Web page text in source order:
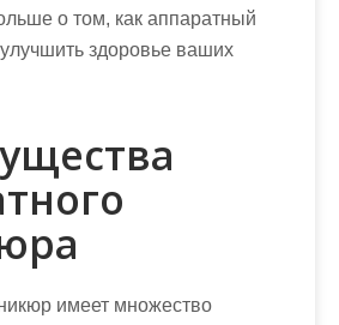
о том, как аппаратный
здоровье ваших
имеет множество